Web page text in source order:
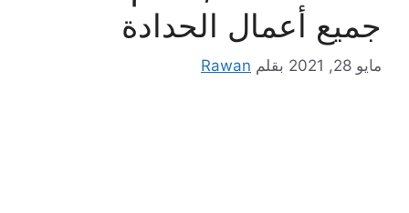
جميع أعمال الحدادة
مايو 28, 2021 بقلم Rawan